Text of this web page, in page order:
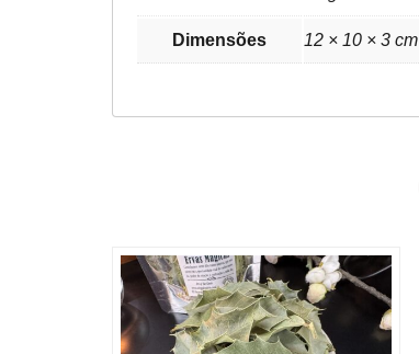
Dimensões 12 × 10 × 3 cm